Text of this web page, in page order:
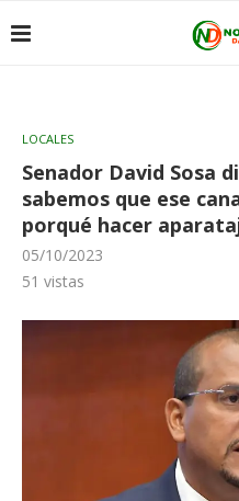
LOCALES
Senador David Sosa
sabemos que ese
porqué hacer
05/10/2023
51 vistas